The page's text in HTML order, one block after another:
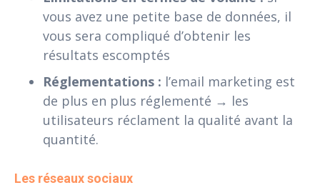
vous avez une petite base de données, il
vous sera compliqué d’obtenir les
résultats escomptés
Réglementations : l’email marketing est
de plus en plus réglementé → les
utilisateurs réclament la qualité avant la
quantité.
Les réseaux sociaux